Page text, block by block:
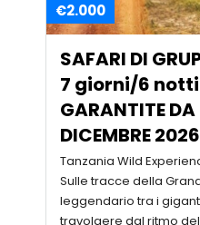
€2.000
SAFARI DI
7 giorni/6 notti
GARANTITE
DICEMBRE 2026
Tanzania Wild
Sulle tracce della
leggendario tra i
travolgere dal ritmo